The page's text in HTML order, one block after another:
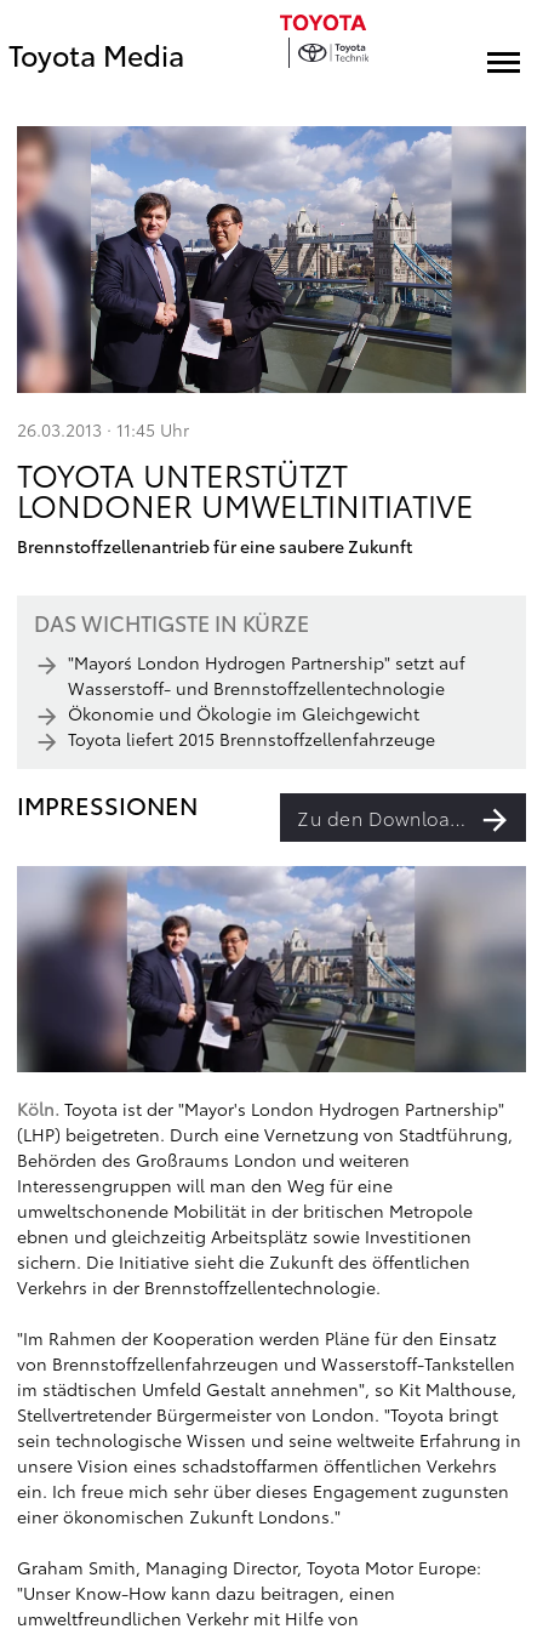
Toyota Media
26.03.2013 · 11:45 Uhr
TOYOTA UNTERSTÜTZT
LONDONER UMWELTINITIATIVE
Brennstoffzellenantrieb für eine saubere Zukunft
DAS WICHTIGSTE IN KÜRZE
"Mayor´s London Hydrogen Partnership" setzt auf
Wasserstoff- und Brennstoffzellentechnologie
Ökonomie und Ökologie im Gleichgewicht
Toyota liefert 2015 Brennstoffzellenfahrzeuge
IMPRESSIONEN Zu den Downloads
Köln. Toyota ist der "Mayor's London Hydrogen Partnership"
(LHP) beigetreten. Durch eine Vernetzung von Stadtführung,
Behörden des Großraums London und weiteren
Interessengruppen will man den Weg für eine
umweltschonende Mobilität in der britischen Metropole
ebnen und gleichzeitig Arbeitsplätz sowie Investitionen
sichern. Die Initiative sieht die Zukunft des öffentlichen
Verkehrs in der Brennstoffzellentechnologie.
"Im Rahmen der Kooperation werden Pläne für den Einsatz
von Brennstoffzellenfahrzeugen und Wasserstoff-Tankstellen
im städtischen Umfeld Gestalt annehmen", so Kit Malthouse,
Stellvertretender Bürgermeister von London. "Toyota bringt
sein technologische Wissen und seine weltweite Erfahrung in
unsere Vision eines schadstoffarmen öffentlichen Verkehrs
ein. Ich freue mich sehr über dieses Engagement zugunsten
einer ökonomischen Zukunft Londons."
Graham Smith, Managing Director, Toyota Motor Europe:
"Unser Know-How kann dazu beitragen, einen
umweltfreundlichen Verkehr mit Hilfe von